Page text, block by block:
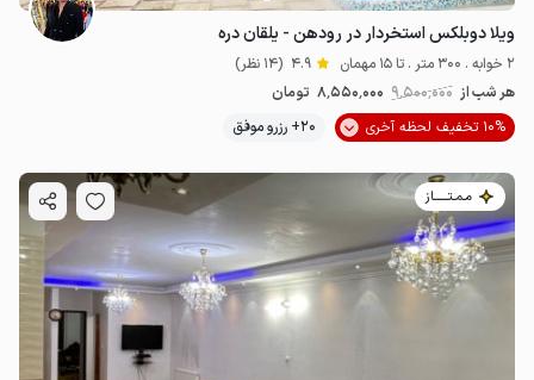
ویلا دوبلکس استخردار در رودهن - یلقان دره
2 خوابه . 300 متر . تا 15 مهمان 4.9 (14 نظر)
هر شب از 9٬500٬000 8٬550٬000 تومان
10% تخفیف لحظه آخری
20+ رزرو موفق
مـمـتــــــاز